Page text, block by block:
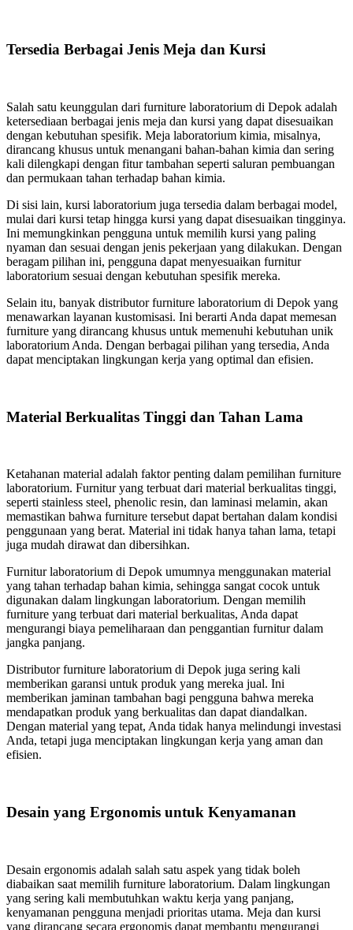
Tersedia Berbagai Jenis Meja dan Kursi
Salah satu keunggulan dari furniture laboratorium di Depok adalah
ketersediaan berbagai jenis meja dan kursi yang dapat disesuaikan
dengan kebutuhan spesifik. Meja laboratorium kimia, misalnya,
dirancang khusus untuk menangani bahan-bahan kimia dan sering
kali dilengkapi dengan fitur tambahan seperti saluran pembuangan
dan permukaan tahan terhadap bahan kimia.
Di sisi lain, kursi laboratorium juga tersedia dalam berbagai model,
mulai dari kursi tetap hingga kursi yang dapat disesuaikan tingginya.
Ini memungkinkan pengguna untuk memilih kursi yang paling
nyaman dan sesuai dengan jenis pekerjaan yang dilakukan. Dengan
beragam pilihan ini, pengguna dapat menyesuaikan furnitur
laboratorium sesuai dengan kebutuhan spesifik mereka.
Selain itu, banyak distributor furniture laboratorium di Depok yang
menawarkan layanan kustomisasi. Ini berarti Anda dapat memesan
furniture yang dirancang khusus untuk memenuhi kebutuhan unik
laboratorium Anda. Dengan berbagai pilihan yang tersedia, Anda
dapat menciptakan lingkungan kerja yang optimal dan efisien.
Material Berkualitas Tinggi dan Tahan Lama
Ketahanan material adalah faktor penting dalam pemilihan furniture
laboratorium. Furnitur yang terbuat dari material berkualitas tinggi,
seperti stainless steel, phenolic resin, dan laminasi melamin, akan
memastikan bahwa furniture tersebut dapat bertahan dalam kondisi
penggunaan yang berat. Material ini tidak hanya tahan lama, tetapi
juga mudah dirawat dan dibersihkan.
Furnitur laboratorium di Depok umumnya menggunakan material
yang tahan terhadap bahan kimia, sehingga sangat cocok untuk
digunakan dalam lingkungan laboratorium. Dengan memilih
furniture yang terbuat dari material berkualitas, Anda dapat
mengurangi biaya pemeliharaan dan penggantian furnitur dalam
jangka panjang.
Distributor furniture laboratorium di Depok juga sering kali
memberikan garansi untuk produk yang mereka jual. Ini
memberikan jaminan tambahan bagi pengguna bahwa mereka
mendapatkan produk yang berkualitas dan dapat diandalkan.
Dengan material yang tepat, Anda tidak hanya melindungi investasi
Anda, tetapi juga menciptakan lingkungan kerja yang aman dan
efisien.
Desain yang Ergonomis untuk Kenyamanan
Desain ergonomis adalah salah satu aspek yang tidak boleh
diabaikan saat memilih furniture laboratorium. Dalam lingkungan
yang sering kali membutuhkan waktu kerja yang panjang,
kenyamanan pengguna menjadi prioritas utama. Meja dan kursi
yang dirancang secara ergonomis dapat membantu mengurangi